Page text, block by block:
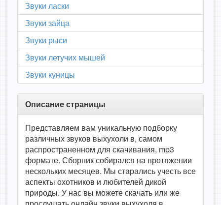
Звуки ласки
Звуки зайца
Звуки рыси
Звуки летучих мышей
Звуки куницы
Описание страницы
Представляем вам уникальную подборку
различных звуков выхухоли в, самом
распространенном для скачивания, mp3
формате. Сборник собирался на протяжении
нескольких месяцев. Мы старались учесть все
аспекты охотников и любителей дикой
природы. У нас вы можете скачать или же